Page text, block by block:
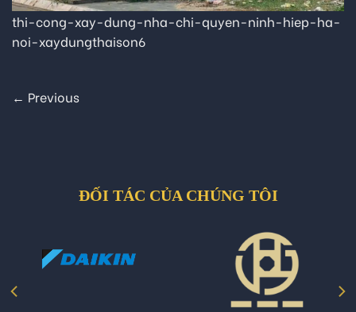
thi-cong-xay-dung-nha-chi-quyen-ninh-hiep-ha-
noi-xaydungthaison6
← Previous
ĐỐI TÁC CỦA CHÚNG TÔI